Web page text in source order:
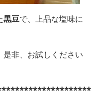
黒豆で、上品な塩味に
是非、お試しください